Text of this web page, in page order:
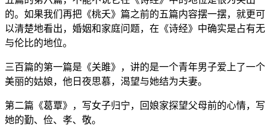
的。如果我们再把《桃夭》篇之前的五篇内容摆一摆，就更可
以清楚地看出，婚姻和家庭问题，在《诗经》中确实是占有无
与伦比的地位。
三百篇的第一篇是《关雎》，讲的是一个青年男子爱上了一个
美丽的姑娘，他日夜思慕，渴望与她结为夫妻。
第二篇《葛覃》，写女子归宁，回娘家探望父母前的心情，写
她的勤、俭、孝、敬。